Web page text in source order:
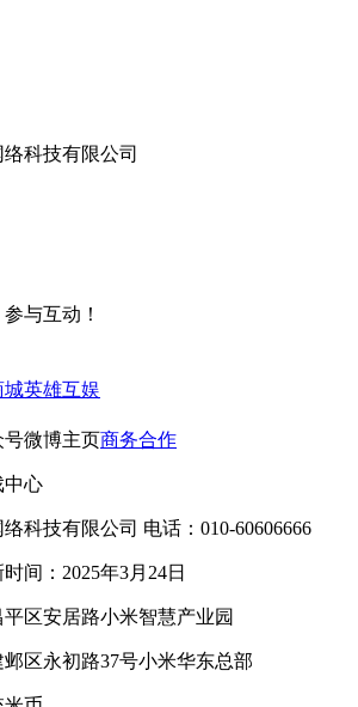
科技有限公司
与互动！
城英雄互娱
号微博主页商务合作
中心
科技有限公司 电话：010-60606666
间：2025年3月24日
区安居路小米智慧产业园
区永初路37号小米华东总部